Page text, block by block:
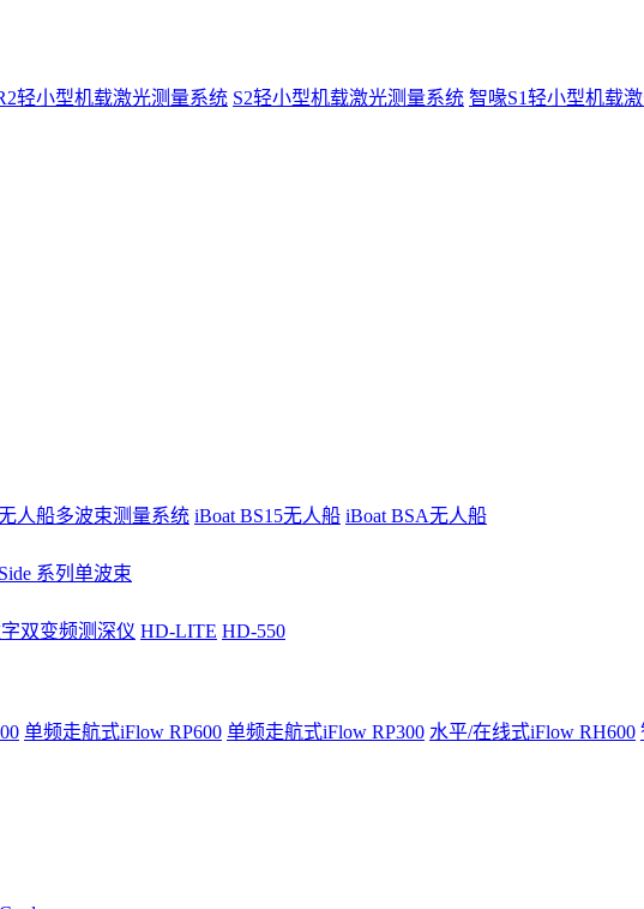
轻小型机载激光测量系统 S2轻小型机载激光测量系统 智喙S1轻小型机载
人船多波束测量系统 iBoat BS15无人船 iBoat BSA无人船
系列单波束
双变频测深仪 HD-LITE HD-550
单频走航式iFlow RP600 单频走航式iFlow RP300 水平/在线式iFlow RH600